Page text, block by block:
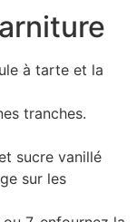
à tarte et la
tranches.
sucre vanillé
sur les